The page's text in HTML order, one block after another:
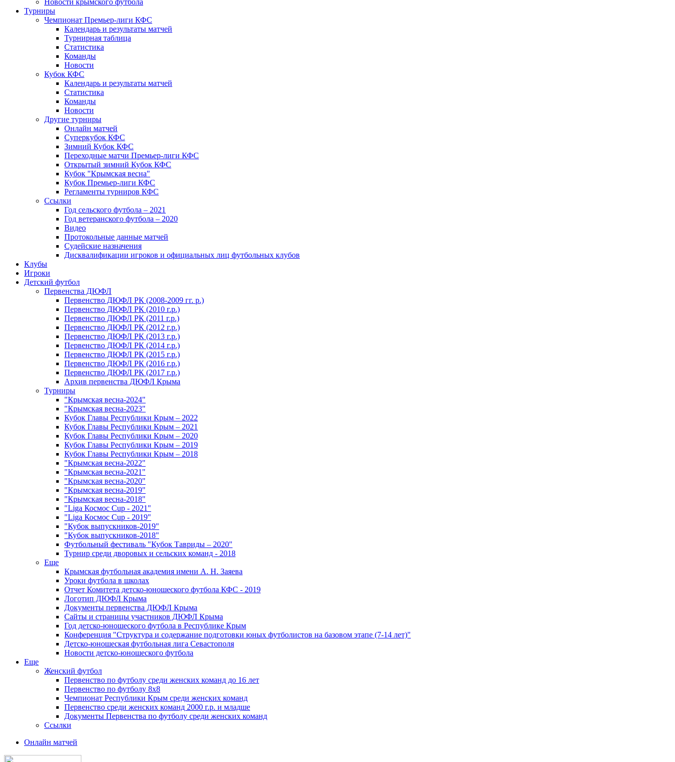
Новости крымского футбола
Турниры
Чемпионат Премьер-лиги КФС
Календарь и результаты матчей
Турнирная таблица
Статистика
Команды
Новости
Кубок КФС
Календарь и результаты матчей
Статистика
Команды
Новости
Другие турниры
Онлайн матчей
Суперкубок КФС
Зимний Кубок КФС
Переходные матчи Премьер-лиги КФС
Открытый зимний Кубок КФС
Кубок "Крымская весна"
Кубок Премьер-лиги КФС
Регламенты турниров КФС
Ссылки
Год сельского футбола – 2021
Год ветеранского футбола – 2020
Видео
Протокольные данные матчей
Судейские назначения
Дисквалификации игроков и официальных лиц футбольных клубов
Клубы
Игроки
Детский футбол
Первенства ДЮФЛ
Первенство ДЮФЛ РК (2008-2009 гг. р.)
Первенство ДЮФЛ РК (2010 г.р.)
Первенство ДЮФЛ РК (2011 г.р.)
Первенство ДЮФЛ РК (2012 г.р.)
Первенство ДЮФЛ РК (2013 г.р.)
Первенство ДЮФЛ РК (2014 г.р.)
Первенство ДЮФЛ РК (2015 г.р.)
Первенство ДЮФЛ РК (2016 г.р.)
Первенство ДЮФЛ РК (2017 г.р.)
Архив первенства ДЮФЛ Крыма
Турниры
"Крымская весна-2024"
"Крымская весна-2023"
Кубок Главы Республики Крым – 2022
Кубок Главы Республики Крым – 2021
Кубок Главы Республики Крым – 2020
Кубок Главы Республики Крым – 2019
Кубок Главы Республики Крым – 2018
"Крымская весна-2022"
"Крымская весна-2021"
"Крымская весна-2020"
"Крымская весна-2019"
"Крымская весна-2018"
"Liga Космос Cup - 2021"
"Liga Космос Cup - 2019"
"Кубок выпускников-2019"
"Кубок выпускников-2018"
Футбольный фестиваль "Кубок Тавриды – 2020"
Турнир среди дворовых и сельских команд - 2018
Еще
Крымская футбольная академия имени А. Н. Заяева
Уроки футбола в школах
Отчет Комитета детско-юношеского футбола КФС - 2019
Логотип ДЮФЛ Крыма
Документы первенства ДЮФЛ Крыма
Сайты и страницы участников ДЮФЛ Крыма
Год детско-юношеского футбола в Республике Крым
Конференция "Структура и содержание подготовки юных футболистов на базовом этапе (7-14 лет)"
Детско-юношеская футбольная лига Севастополя
Новости детско-юношеского футбола
Еще
Женский футбол
Первенство по футболу среди женских команд до 16 лет
Первенство по футболу 8х8
Чемпионат Республики Крым среди женских команд
Первенство среди женских команд 2000 г.р. и младше
Документы Первенства по футболу среди женских команд
Ссылки
Онлайн матчей